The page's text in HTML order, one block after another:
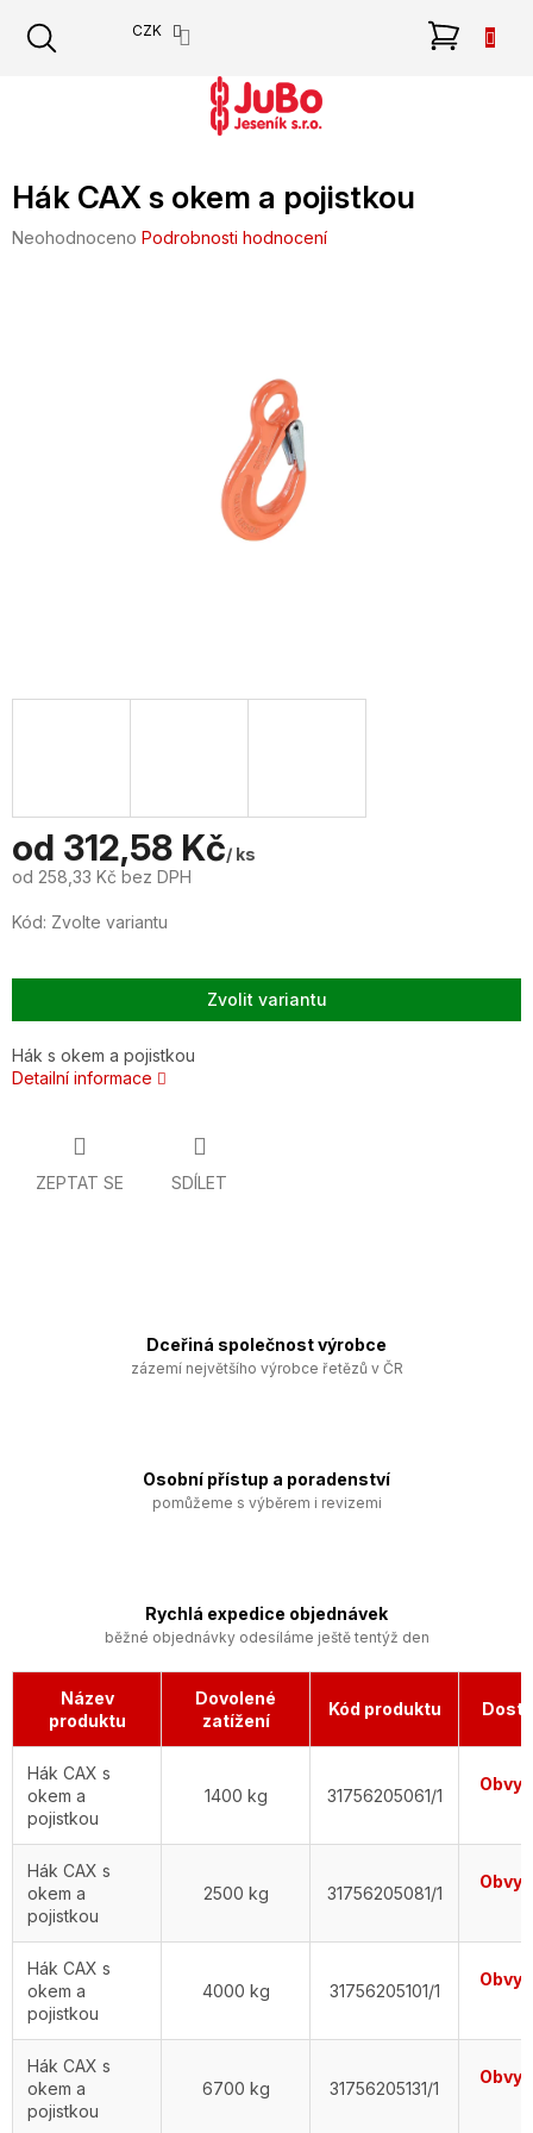
obsah
CZK
Hák CAX s okem a pojistkou
Průměrné
Neohodnoceno Podrobnosti hodnocení
od 312,58 Kč/ ks
od 258,33 Kč bez DPH
cena:
Kód: Zvolte variantu
Zvolit variantu
Hák s okem a pojistkou
Detailní informace
ZEPTAT SE SDÍLET
Dceřiná společnost výrobce
zázemí největšího výrobce řetězů v ČR
Osobní přístup a poradenství
pomůžeme s výběrem i revizemi
Rychlá expedice objednávek
běžné objednávky odesíláme ještě tentýž den
Název
produktu
Dovolené
zatížení
Kód produktu
Hák CAX s
okem a
pojistkou
1400 kg 31756205061/1
Hák CAX s
okem a
pojistkou
2500 kg 31756205081/1
Hák CAX s
okem a
pojistkou
4000 kg 31756205101/1
Hák CAX s
okem a
pojistkou
6700 kg 31756205131/1